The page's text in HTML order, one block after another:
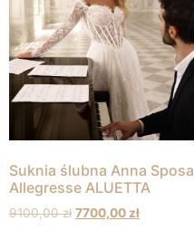
Suknia ślubna Anna Sposa
Allegresse ALUETTA
9100,00zł 7700,00zł